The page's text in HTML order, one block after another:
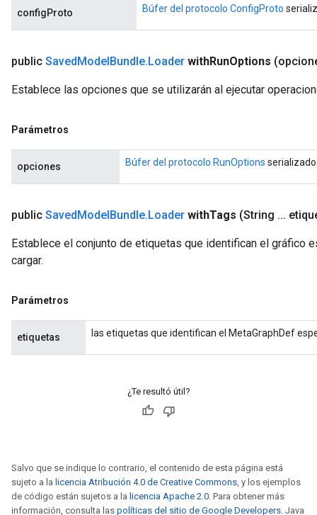
configProto Búfer del protocolo ConfigProto
public SavedModelBundle.Loader withRunOptions
Establece las opciones que se utilizarán al ejecutar
Parámetros
opciones Búfer del protocolo RunOptions
public SavedModelBundle.Loader withTags (String ...
Establece el conjunto de etiquetas que identifican el gráfico
cargar.
Parámetros
etiquetas las etiquetas que identifican el MetaGraphDef
¿Te resultó útil?
Salvo que se indique lo contrario, el contenido de esta página está
sujeto a la licencia Atribución 4.0 de Creative Commons, y los ejemplos
de código están sujetos a la licencia Apache 2.0. Para obtener más
información, consulta las políticas del sitio de Google Developers. Java